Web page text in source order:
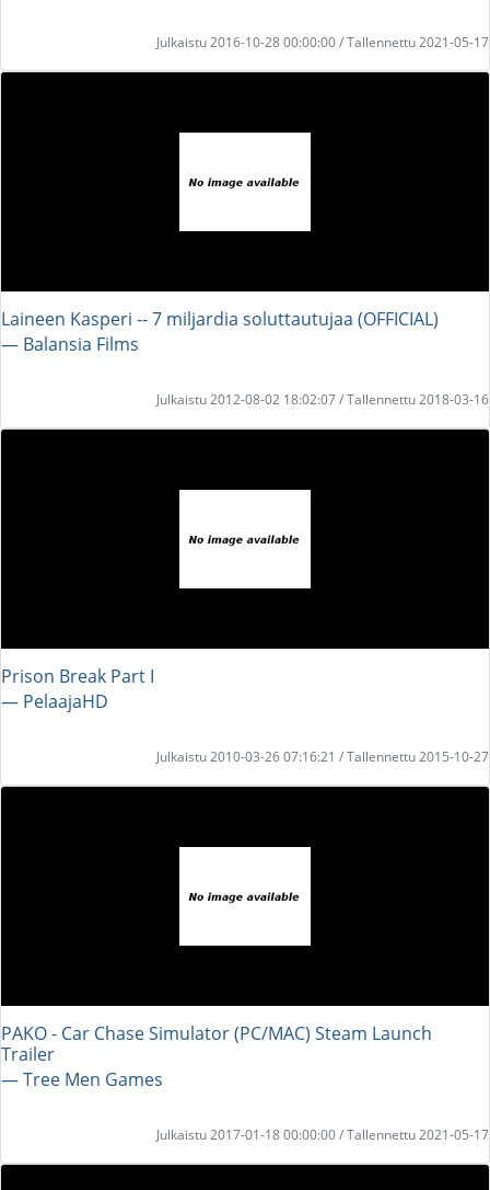
Julkaistu 2016-10-28 00:00:00 / Tallennettu 2021-05-17
Laineen Kasperi -- 7 miljardia soluttautujaa (OFFICIAL)
― Balansia Films
Julkaistu 2012-08-02 18:02:07 / Tallennettu 2018-03-16
Prison Break Part I
― PelaajaHD
Julkaistu 2010-03-26 07:16:21 / Tallennettu 2015-10-27
PAKO - Car Chase Simulator (PC/MAC) Steam Launch
Trailer
― Tree Men Games
Julkaistu 2017-01-18 00:00:00 / Tallennettu 2021-05-17